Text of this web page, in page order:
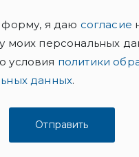
форму, я даю согласие
моих персональных
условия политики
данных.